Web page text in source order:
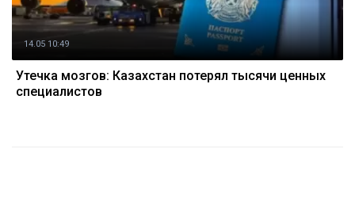
14.05 10:49
Утечка мозгов: Казахстан потерял тысячи ценных
специалистов